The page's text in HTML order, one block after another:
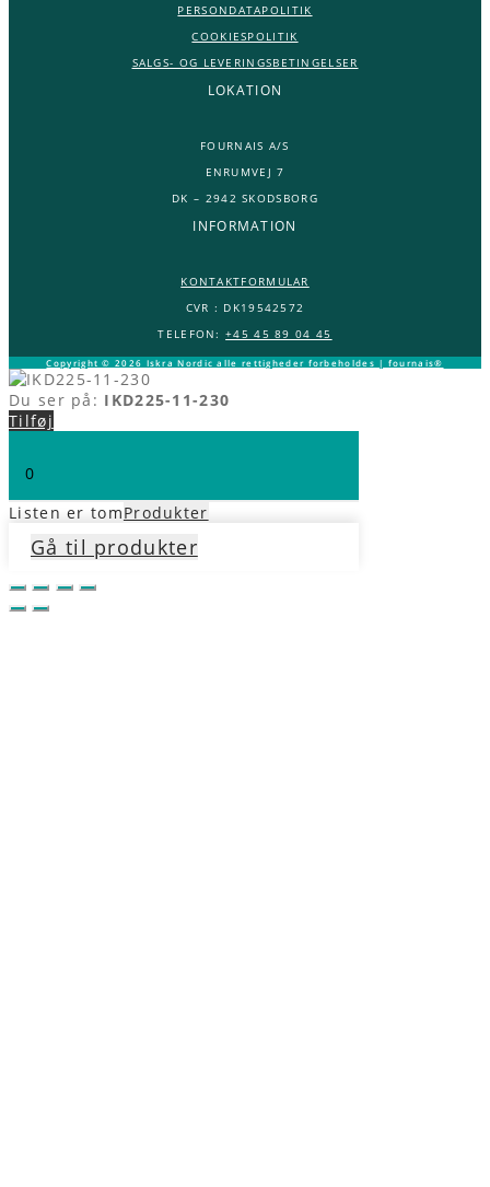
PERSONDATAPOLITIK
COOKIESPOLITIK
SALGS- OG LEVERINGSBETINGELSER
LOKATION
FOURNAIS A/S
ENRUMVEJ 7
DK – 2942 SKODSBORG
INFORMATION
KONTAKTFORMULAR
CVR : DK19542572
TELEFON:+45 45 89 04 45
Copyright © 2026 Iskra Nordic alle rettigheder forbeholdes | fournais®
Du ser på: IKD225-11-230
Tilføj
0
Listen er tomProdukter
Gå til produkter